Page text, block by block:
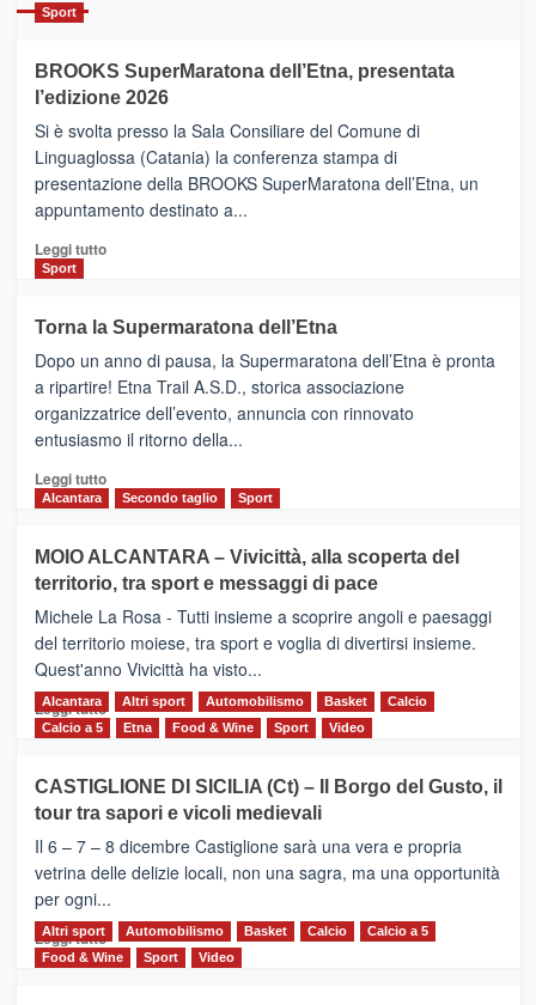
con
la
Al
via
i
collegamenti
Sport
BROOKS SuperMaratona dell’Etna, presentata
l’edizione 2026
Si è svolta presso la Sala Consiliare del Comune di
Linguaglossa (Catania) la conferenza stampa di
presentazione della BROOKS SuperMaratona dell’Etna, un
appuntamento destinato a...
Leggi tuttoLeggi
BROOKS
SuperMaratona
dell’Etna,
presentata
l’edizione
2026
Sport
Torna la Supermaratona dell’Etna
Dopo un anno di pausa, la Supermaratona dell’Etna è pronta
a ripartire! Etna Trail A.S.D., storica associazione
organizzatrice dell’evento, annuncia con rinnovato
entusiasmo il ritorno della...
Leggi tuttoLeggi
Torna
la
Supermaratona
dell’Etna
Alcantara Secondo taglio Sport
MOIO ALCANTARA – Vivicittà, alla scoperta del
territorio, tra sport e messaggi di pace
Michele La Rosa - Tutti insieme a scoprire angoli e paesaggi
del territorio moiese, tra sport e voglia di divertirsi insieme.
Quest'anno Vivicittà ha visto...
Leggi tutto Leggi
MOIO
ALCANTARA
–
Vivicittà,
alla
scoperta
del
territorio,
Alcantara Altri sport Automobilismo Basket
Calcio
Calcio a 5
Etna Food & Wine Sport Video
CASTIGLIONE DI SICILIA (Ct) – Il Borgo del Gusto, il
tour tra sapori e vicoli medievali
Il 6 – 7 – 8 dicembre Castiglione sarà una vera e propria
vetrina delle delizie locali, non una sagra, ma una opportunità
per ogni...
Leggi tuttoLeggi
di
Altri sport Automobilismo Basket Calcio
Calcio a 5
Food & Wine
Sport Video